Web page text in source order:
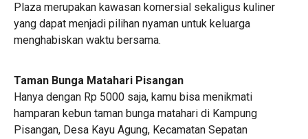
Plaza merupakan kawasan komersial sekaligus kuliner
yang dapat menjadi pilihan nyaman untuk keluarga
menghabiskan waktu bersama.
Taman Bunga Matahari Pisangan
Hanya dengan Rp 5000 saja, kamu bisa menikmati
hamparan kebun taman bunga matahari di Kampung
Pisangan, Desa Kayu Agung, Kecamatan Sepatan